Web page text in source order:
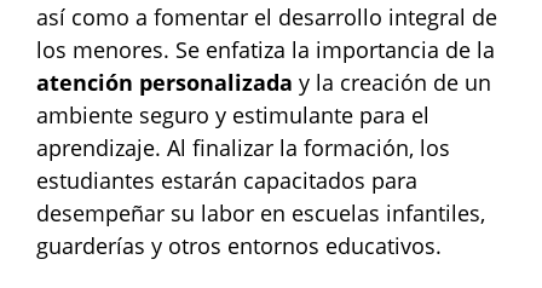
así como a fomentar el desarrollo integral de
los menores. Se enfatiza la importancia de la
atención personalizada y la creación de un
ambiente seguro y estimulante para el
aprendizaje. Al finalizar la formación, los
estudiantes estarán capacitados para
desempeñar su labor en escuelas infantiles,
guarderías y otros entornos educativos.